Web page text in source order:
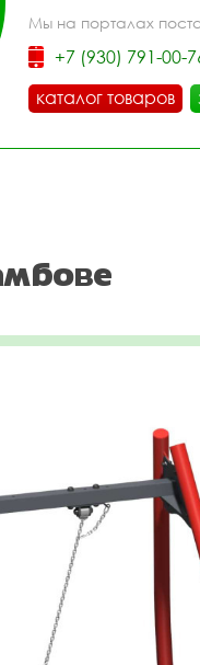
Мы на порталах
+7 (930) 791-00-
каталог товаров